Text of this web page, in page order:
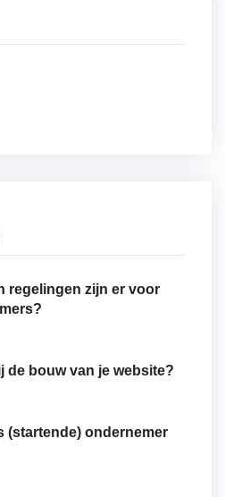
regelingen zijn er voor
de bouw van je website?
(startende) ondernemer